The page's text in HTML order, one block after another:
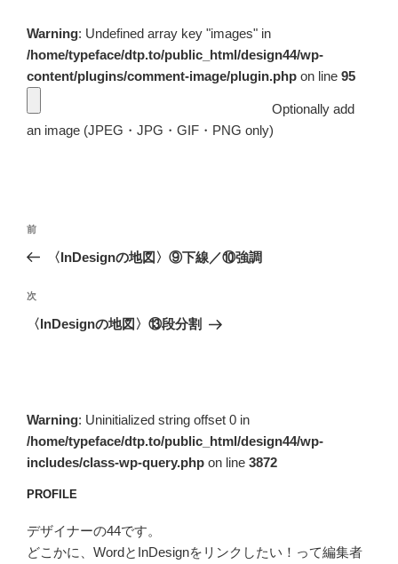
Warning: Undefined array key "images" in
/home/typeface/dtp.to/public_html/design44/wp-
content/plugins/comment-image/plugin.php on line 95
Optionally add
an image (JPEG・JPG・GIF・PNG only)
投
ビ
ゲ
ン
前
の
稿
前
〈InDesignの地図〉⑨下線／⑩強調
次
の
次
〈InDesignの地図〉⑬段分割
Warning: Uninitialized string offset 0 in
/home/typeface/dtp.to/public_html/design44/wp-
includes/class-wp-query.php on line 3872
PROFILE
デザイナーの44です。
どこかに、WordとInDesignをリンクしたい！って編集者